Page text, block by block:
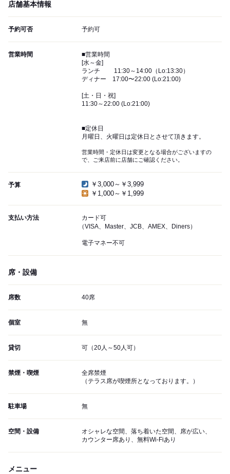
店舗基本情報
予約可否 予約可
営業時間
■営業時間
[水～金]
ランチ 11:30～14:00（Lo:13:30）
ディナー 17:00〜22:00 (Lo:21:00)
[土・日・祝]
11:30～22:00 (Lo:21:00)
■定休日
月曜日、火曜日は定休日とさせて頂きます。
営業時間・定休日は変更となる場合がございますの
で、ご来店前に店舗にご確認ください。
予算
￥3,000～￥3,999
￥1,000～￥1,999
支払い方法
カード可
（VISA、Master、JCB、AMEX、Diners）
電子マネー不可
席・設備
席数 40席
個室 無
貸切 可（20人～50人可）
禁煙・喫煙
全席禁煙
（テラス席が喫煙所となっております。）
駐車場 無
空間・設備
オシャレな空間、落ち着いた空間、席が広い、
カウンター席あり、無料Wi-Fiあり
メニュー